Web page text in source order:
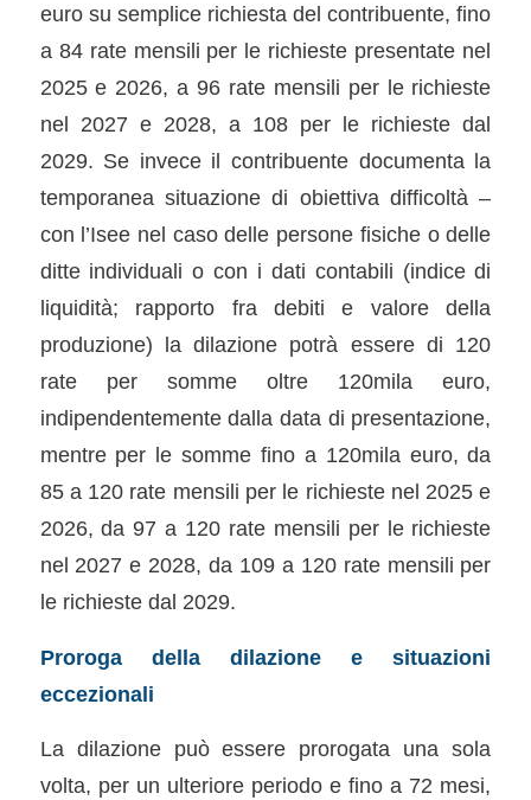
euro su semplice richiesta del contribuente, fino
a 84 rate mensili per le richieste presentate nel
2025 e 2026, a 96 rate mensili per le richieste
nel 2027 e 2028, a 108 per le richieste dal
2029. Se invece il contribuente documenta la
temporanea situazione di obiettiva difficoltà –
con l’Isee nel caso delle persone fisiche o delle
ditte individuali o con i dati contabili (indice di
liquidità; rapporto fra debiti e valore della
produzione) la dilazione potrà essere di 120
rate per somme oltre 120mila euro,
indipendentemente dalla data di presentazione,
mentre per le somme fino a 120mila euro, da
85 a 120 rate mensili per le richieste nel 2025 e
2026, da 97 a 120 rate mensili per le richieste
nel 2027 e 2028, da 109 a 120 rate mensili per
le richieste dal 2029.
Proroga della dilazione e situazioni
eccezionali
La dilazione può essere prorogata una sola
volta, per un ulteriore periodo e fino a 72 mesi,